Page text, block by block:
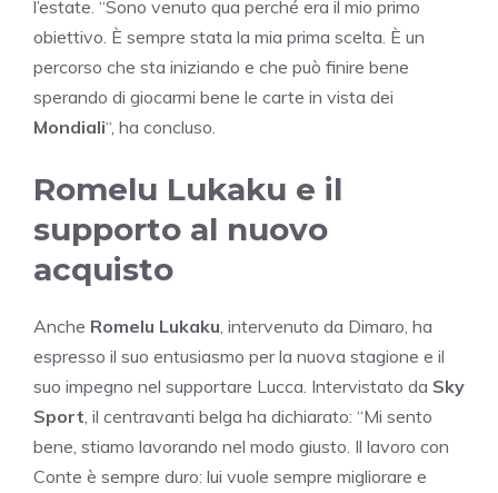
l’estate. “Sono venuto qua perché era il mio primo
obiettivo. È sempre stata la mia prima scelta. È un
percorso che sta iniziando e che può finire bene
sperando di giocarmi bene le carte in vista dei
Mondiali“, ha concluso.
Romelu Lukaku e il
supporto al nuovo
acquisto
Anche Romelu Lukaku , intervenuto da Dimaro, ha
espresso il suo entusiasmo per la nuova stagione e il
suo impegno nel supportare Lucca. Intervistato da Sky
Sport , il centravanti belga ha dichiarato: “Mi sento
bene, stiamo lavorando nel modo giusto. Il lavoro con
Conte è sempre duro: lui vuole sempre migliorare e